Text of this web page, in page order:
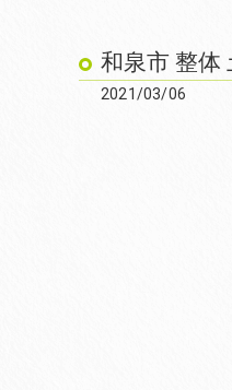
和泉市 整
2021/03/06